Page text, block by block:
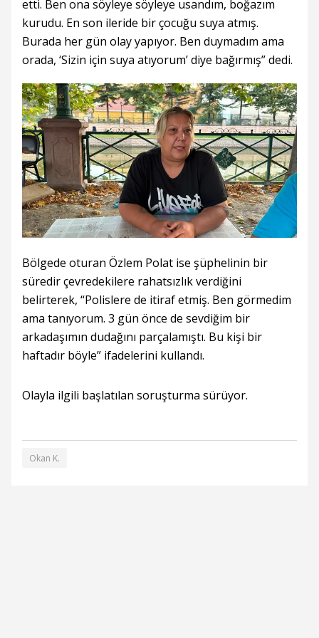
etti. Ben ona söyleye söyleye usandım, boğazım
kurudu. En son ileride bir çocuğu suya atmış.
Burada her gün olay yapıyor. Ben duymadım ama
orada, ‘Sizin için suya atıyorum’ diye bağırmış” dedi.
Bölgede oturan Özlem Polat ise şüphelinin bir
süredir çevredekilere rahatsızlık verdiğini
belirterek, “Polislere de itiraf etmiş. Ben görmedim
ama tanıyorum. 3 gün önce de sevdiğim bir
arkadaşımın dudağını parçalamıştı. Bu kişi bir
haftadır böyle” ifadelerini kullandı.
Olayla ilgili başlatılan soruşturma sürüyor.
Okan K.